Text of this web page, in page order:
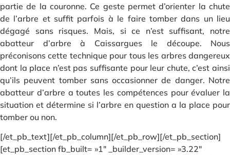
partie de la couronne. Ce geste permet d’orienter la chute
de l’arbre et suffit parfois à le faire tomber dans un lieu
dégagé sans risques. Mais, si ce n’est suffisant, notre
abatteur d’arbre à Caissargues le découpe. Nous
préconisons cette technique pour tous les arbres dangereux
dont la place n’est pas suffisante pour leur chute, c’est ainsi
qu’ils peuvent tomber sans occasionner de danger. Notre
abatteur d’arbre a toutes les compétences pour évaluer la
situation et détermine si l’arbre en question a la place pour
tomber ou non.
[/et_pb_text][/et_pb_column][/et_pb_row][/et_pb_section]
[et_pb_section fb_built= »1″ _builder_version= »3.22″